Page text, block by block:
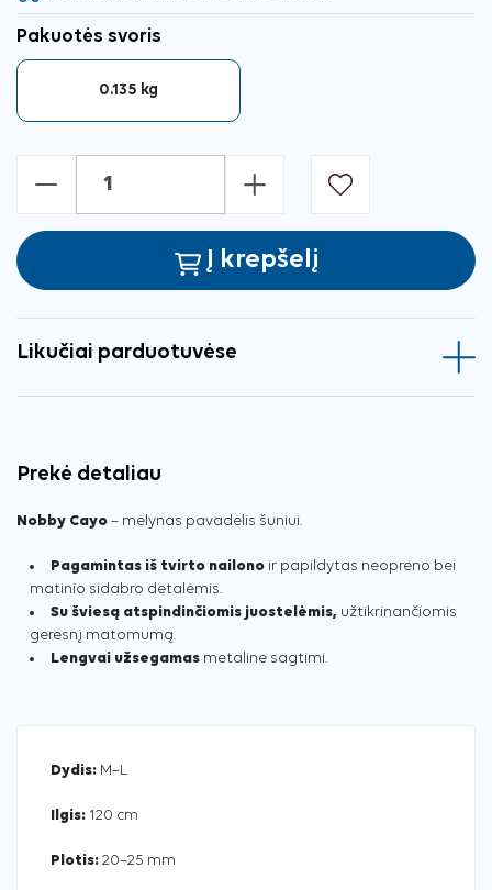
Pakuotės svoris
0.135 kg
- +
Į krepšelį
Likučiai parduotuvėse
Prekė detaliau
Nobby Cayo – mėlynas pavadėlis šuniui.
Pagamintas iš tvirto nailono ir papildytas neopreno bei
matinio sidabro detalėmis.
Su šviesą atspindinčiomis juostelėmis, užtikrinančiomis
geresnį matomumą.
Lengvai užsegamas metaline sagtimi.
Dydis: M–L
Ilgis: 120 cm
Plotis: 20–25 mm